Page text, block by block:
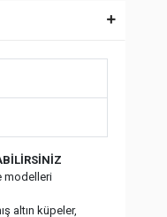
modelleri
altın küpeler,